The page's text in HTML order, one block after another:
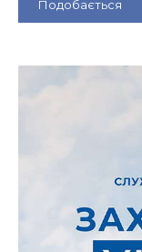
Подобається